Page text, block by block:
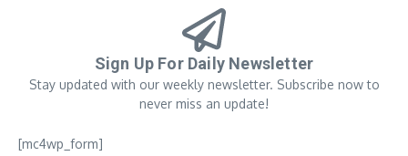
Sign Up For Daily Newsletter
Stay updated with our weekly newsletter. Subscribe now to
never miss an update!
[mc4wp_form]